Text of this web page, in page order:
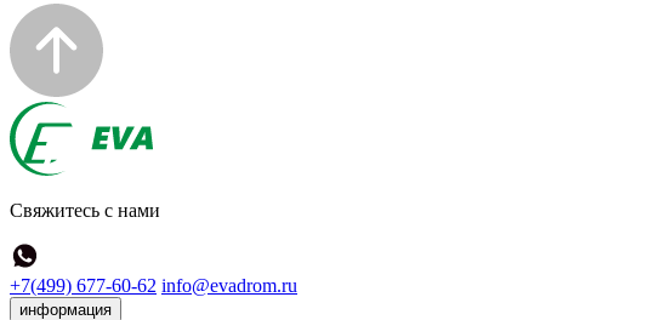
Свяжитесь с нами
+7(499) 677-60-62 info@evadrom.ru
информация